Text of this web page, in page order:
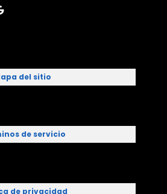
del sitio
de servicio
de privacidad